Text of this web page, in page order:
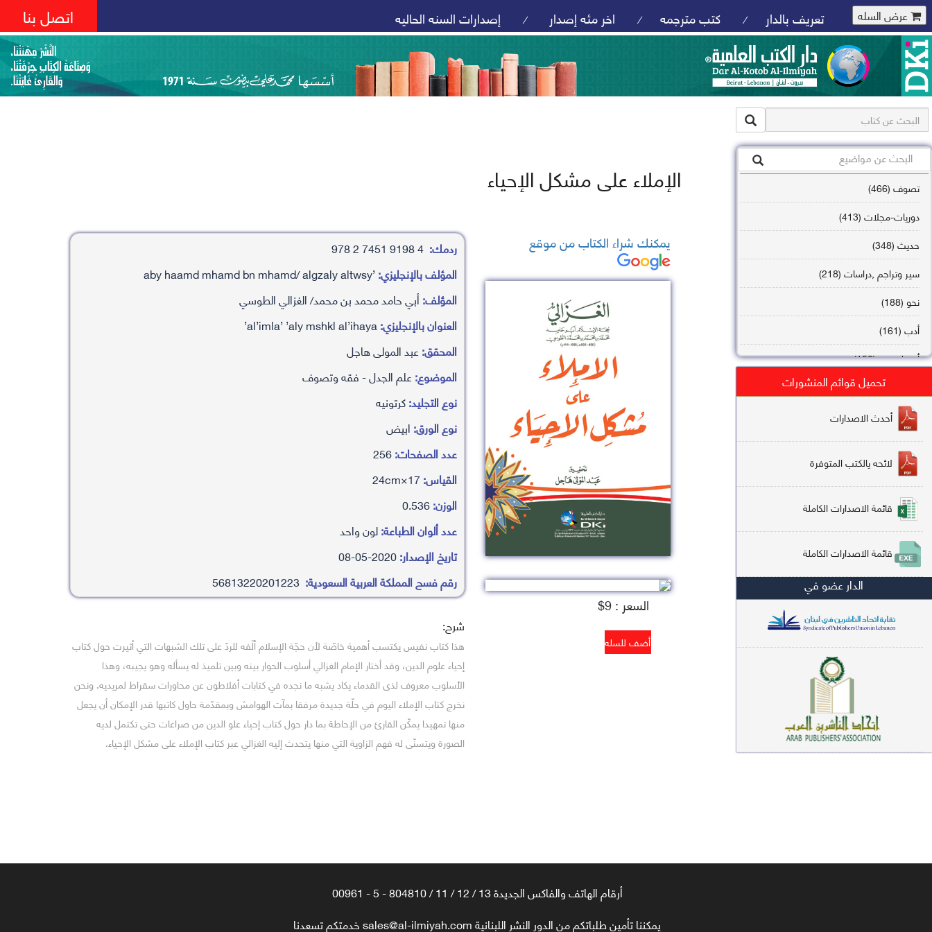
عرض السله تعريف بالدار / كتب مترجمه / اخر مئه إصدار / إصدارات السنه الحاليه اتصل بنا
تصوف (466)
دوريات-مجلات (413)
حديث (348)
سير وتراجم ,دراسات (218)
نحو (188)
أدب (161)
أصول فقه (158)
تاريخ (138)
فقه شافعي (132)
فقه حنفي (113)
فقه مالكي (112)
تفسير قرآن (106)
علم كلام (96)
أخلاق وتصوف (91)
سير وتراجم (90)
معاجم لغوية (89)
سيرة نبوية وتصوف (81)
دراسات إسلامية (75)
شعر (72)
تحميل قوائم المنشورات
أحدث الاصدارات
لائحه يالكتب المتوفرة
قائمة الاصدارات الكاملة
قائمة الاصدارات الكاملة
الدار عضو في
الإملاء على مشكل الإحياء
يمكنك شراء الكتاب من موقع
السعر : 9$
ردمك: 4 9198 7451 2 978
المؤلف بالإنجليزي:’aby haamd mhamd bn mhamd/ algzaly altwsy
المؤلف:أبي حامد محمد بن محمد/ الغزالي الطوسي
العنوان بالإنجليزي:al’imla’ ’aly mshkl al’ihaya’
المحقق:عبد المولى هاجل
الموضوع:علم الجدل - فقه وتصوف
نوع التجليد:كرتونيه
نوع الورق:ابيض
عدد الصفحات:256
القياس:17×24cm
الوزن:0.536
عدد ألوان الطباعة:لون واحد
تاريخ الإصدار:2020-05-08
رقم فسح المملكة العربية السعودية:
شرح:
هذا كتاب نفيس يكتسب أهمية خاصّة لأن حجّة الإسلام ألّفه للردّ على تلك الشبهات التي أثيرت حول كتاب
إحياء علوم الدين، وقد أختار الإمام الغزالي أسلوب الحوار بينه وبين تلميذ له يسأله وهو يجيبه، وهذا
الأسلوب معروف لذى القدماء يكاد يشبه ما نجده في كتابات أفلاطون عن محاورات سقراط لمريديه. ونحن
نخرج كتاب الإملاء اليوم في حلّة جديدة مرفقا بمآت الهوامش وبمقدّمة حاول كاتبها قدر الإمكان أن يجعل
منها تمهيدا يمكّن القارئ من الإحاطة بما دار حول كتاب إحياء علو الدين من صراعات حتى تكتمل لديه
الصورة ويتسنّى له فهم الزاوية التي منها يتحدث إليه الغزالي عبر كتاب الإملاء على مشكل الإحياء.
أرقام الهاتف والفاكس الجديدة 13 / 12 / 11 / 804810 - 5 - 00961
يمكننا تأمين طلباتكم من الدور النشر اللبنانية sales@al-ilmiyah.com خدمتكم تسعدنا